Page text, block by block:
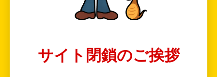
サイト閉鎖のご挨拶